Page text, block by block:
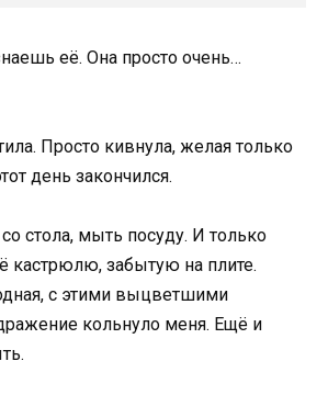
её. Она просто очень…
Просто кивнула, желая только
день закончился.
стола, мыть посуду. И только
кастрюлю, забытую на плите.
с этими выцветшими
кольнуло меня. Ещё и